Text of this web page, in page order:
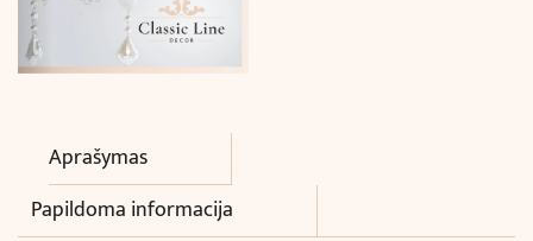
Aprašymas
Papildoma informacija